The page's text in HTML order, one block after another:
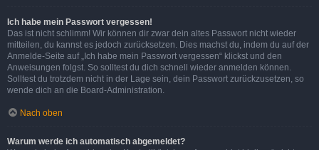
Ich habe mein Passwort vergessen!
Das ist nicht schlimm! Wir können dir zwar dein altes Passwort nicht wieder
mitteilen, du kannst es jedoch zurücksetzen. Dies machst du, indem du auf der
Anmelde-Seite auf „Ich habe mein Passwort vergessen“ klickst und den
Anweisungen folgst. So solltest du dich schnell wieder anmelden können.
Solltest du trotzdem nicht in der Lage sein, dein Passwort zurückzusetzen, so
wende dich an die Board-Administration.
Nach oben
Warum werde ich automatisch abgemeldet?